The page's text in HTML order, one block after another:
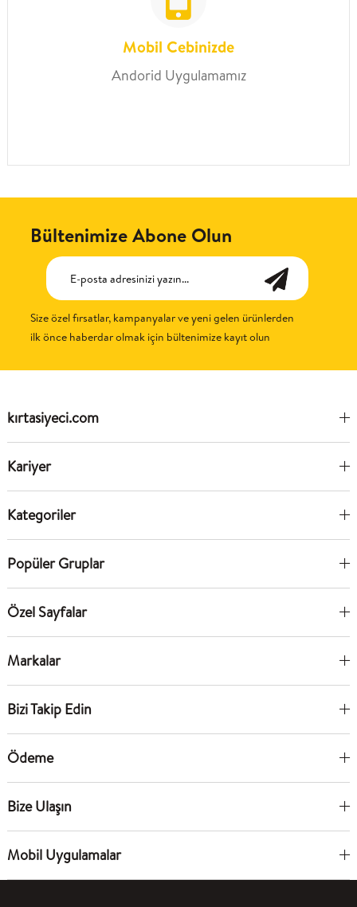
Mobil Cebinizde
Andorid Uygulamamız
Bültenimize Abone Olun
Size özel fırsatlar, kampanyalar ve yeni gelen ürünlerden
ilk önce haberdar olmak için bültenimize kayıt olun
kırtasiyeci.com
Kariyer
Kategoriler
Popüler Gruplar
Özel Sayfalar
Markalar
Bizi Takip Edin
Ödeme
Bize Ulaşın
Mobil Uygulamalar